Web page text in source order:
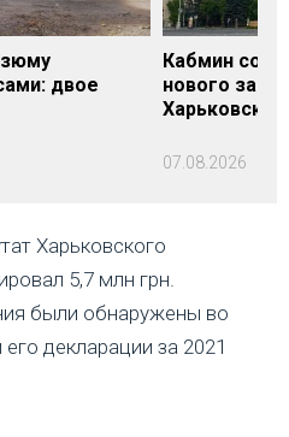
двое
Кабмин
нового
07.08.2026
Харьковского
5,7 млн грн.
были обнаружены во
декларации за 2021